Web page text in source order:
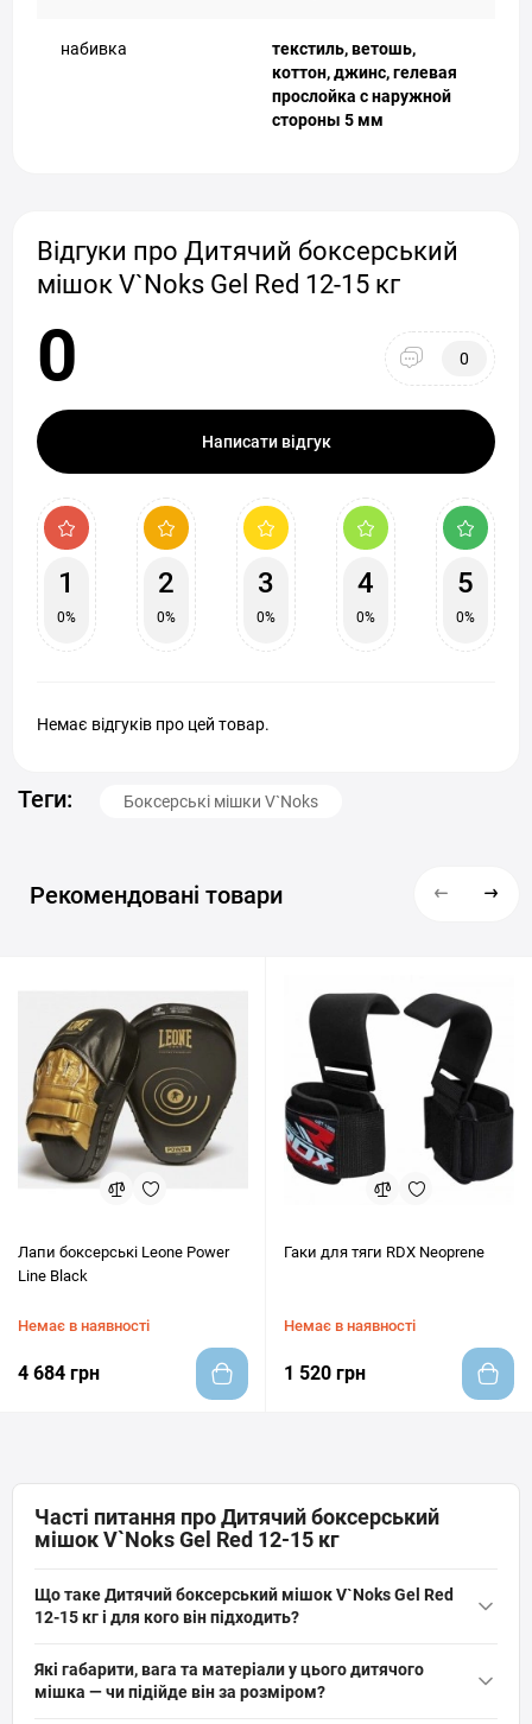
набивка
текстиль, ветошь,
коттон, джинс, гелевая
прослойка с наружной
стороны 5 мм
Відгуки про Дитячий боксерський
мішок V`Noks Gel Red 12-15 кг
0 0
Написати відгук
1
0%
2
0%
3
0%
4
0%
5
0%
Немає відгуків про цей товар.
Теги: Боксерські мішки V`Noks
Рекомендовані товари
Лапи боксерські Leone Power
Line Black
Немає в наявності
4 684 грн
Гаки для тяги RDX Neoprene
Немає в наявності
1 520 грн
Часті питання про Дитячий боксерський
мішок V`Noks Gel Red 12-15 кг
Що таке Дитячий боксерський мішок V`Noks Gel Red
12-15 кг і для кого він підходить?
підвісна груша висотою 85 см і вагою 12–15 кг з високоміцного
Які габарити, вага та матеріали у цього дитячого
мішка — чи підійде він за розміром?